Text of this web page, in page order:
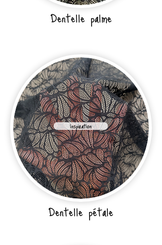
Dentelle palme
Inspiration
Dentelle pétale